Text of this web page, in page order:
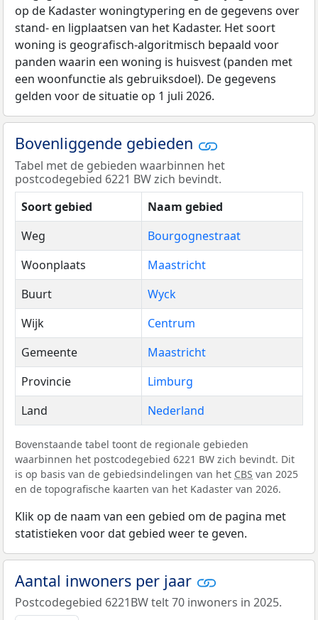
op de Kadaster woningtypering en de gegevens over
stand- en ligplaatsen van het Kadaster. Het soort
woning is geografisch-algoritmisch bepaald voor
panden waarin een woning is huisvest (panden met
een woonfunctie als gebruiksdoel). De gegevens
gelden voor de situatie op 1 juli 2026.
Bovenliggende gebieden
Tabel met de gebieden waarbinnen het
postcodegebied 6221 BW zich bevindt.
Soort gebied
Naam gebied
Weg
Bourgognestraat
Woonplaats
Maastricht
Buurt
Wyck
Wijk
Centrum
Gemeente
Maastricht
Provincie
Limburg
Land
Nederland
Bovenstaande tabel toont de regionale gebieden
waarbinnen het postcodegebied 6221 BW zich bevindt. Dit
is op basis van de gebiedsindelingen van het CBS van 2025
en de topografische kaarten van het Kadaster van 2026.
Klik op de naam van een gebied om de pagina met
statistieken voor dat gebied weer te geven.
Aantal inwoners per jaar
Postcodegebied 6221BW telt 70 inwoners in 2025.